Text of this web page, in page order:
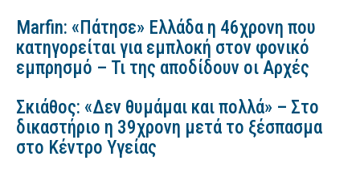
Marfin: «Πάτησε» Ελλάδα η 46χρονη που
κατηγορείται για εμπλοκή στον φονικό
εμπρησμό – Τι της αποδίδουν οι Αρχές
Σκιάθος: «Δεν θυμάμαι και πολλά» – Στο
δικαστήριο η 39χρονη μετά το ξέσπασμα
στο Κέντρο Υγείας